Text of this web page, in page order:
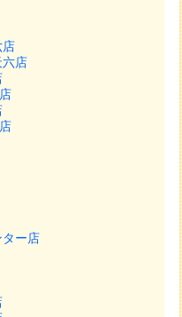
店
六店
ー店